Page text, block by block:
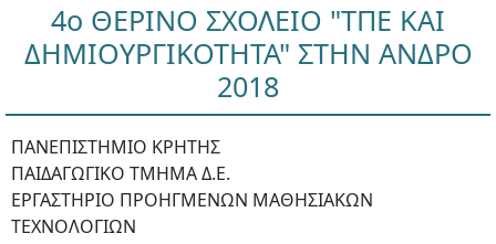
4ο ΘΕΡΙΝΟ ΣΧΟΛΕΙΟ "ΤΠΕ ΚΑΙ
ΔΗΜΙΟΥΡΓΙΚΟΤΗΤΑ" ΣΤΗΝ ΑΝΔΡΟ
2018
ΠΑΝΕΠΙΣΤΗΜΙΟ ΚΡΗΤΗΣ
ΠΑΙΔΑΓΩΓΙΚΟ ΤΜΗΜΑ Δ.Ε.
ΕΡΓΑΣΤΗΡΙΟ ΠΡΟΗΓΜΕΝΩΝ ΜΑΘΗΣΙΑΚΩΝ
ΤΕΧΝΟΛΟΓΙΩΝ